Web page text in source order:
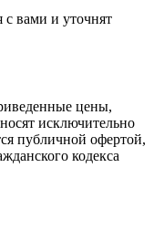
вами и уточнят
цены,
исключительно
публичной офертой,
кодекса